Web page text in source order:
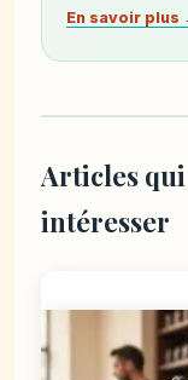
En savoir plus
Articles
intéresser